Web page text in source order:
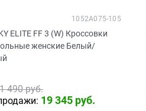
ELITE FF 3 (W) Кроссовки
женские Белый/
1052A075-105
490 руб.
19 345 руб.